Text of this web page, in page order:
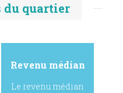
du quartier
Revenu médian
Le revenu médian